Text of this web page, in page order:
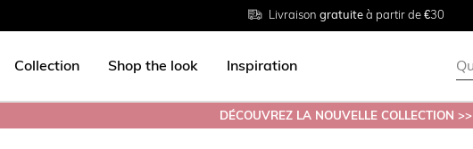
Livraison gratuiteà partir de €30
Tailles du38 au 54
Retourgratuit en magasin
Collection Shop the look Inspiration
DÉCOUVREZ LA NOUVELLE COLLECTION >>